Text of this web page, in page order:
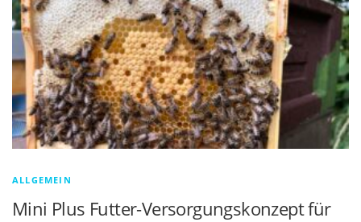
ALLGEMEIN
Mini Plus Futter-Versorgungskonzept für